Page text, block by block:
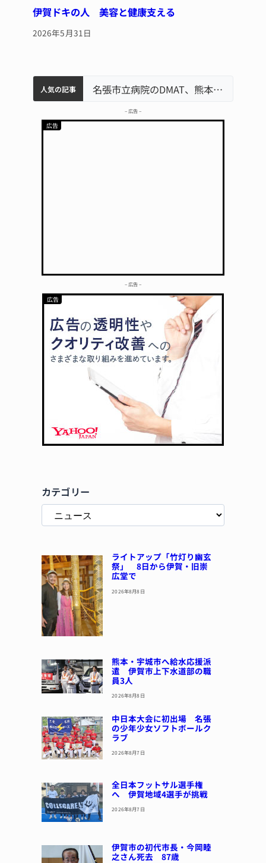
伊賀ドキの人 美容と健康支える
2026年5月31日
人気の記事
名張市水道料金47％値上げへ 答申案、審議会で大筋まとまる
器物損壊容疑で83歳女逮捕 伊賀署
中学校の陶壁モニュメント 地元建設会社がボランティアで清掃 伊賀 名張市立病院のDMAT、熊本地震の被災地へ 能登以来3回目の派遣
– 広告 –
– 広告 –
カテゴリー
ライトアップ「竹灯り幽玄
祭」 8日から伊賀・旧崇
広堂で
2026年8月8日
熊本・宇城市へ給水応援派
遣 伊賀市上下水道部の職
員3人
2026年8月8日
中日本大会に初出場 名張
の少年少女ソフトボールク
ラブ
2026年8月7日
全日本フットサル選手権
へ 伊賀地域4選手が挑戦
2026年8月7日
伊賀市の初代市長・今岡睦
之さん死去 87歳